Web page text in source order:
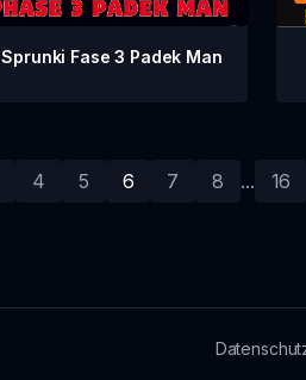
Sprunki Fase 3 Padek Man
4 5 6 7 8 ... 16